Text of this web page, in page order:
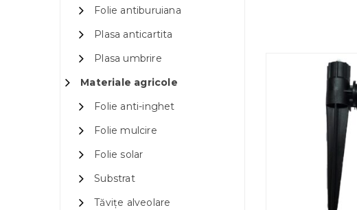
Folie antiburuiana
Plasa anticartita
Plasa umbrire
Materiale agricole
Folie anti-inghet
Folie mulcire
Folie solar
Substrat
Tăvițe alveolare